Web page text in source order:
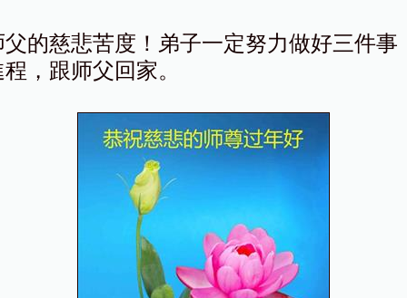
的慈悲苦度！弟子一定努力做好三件事
，跟师父回家。